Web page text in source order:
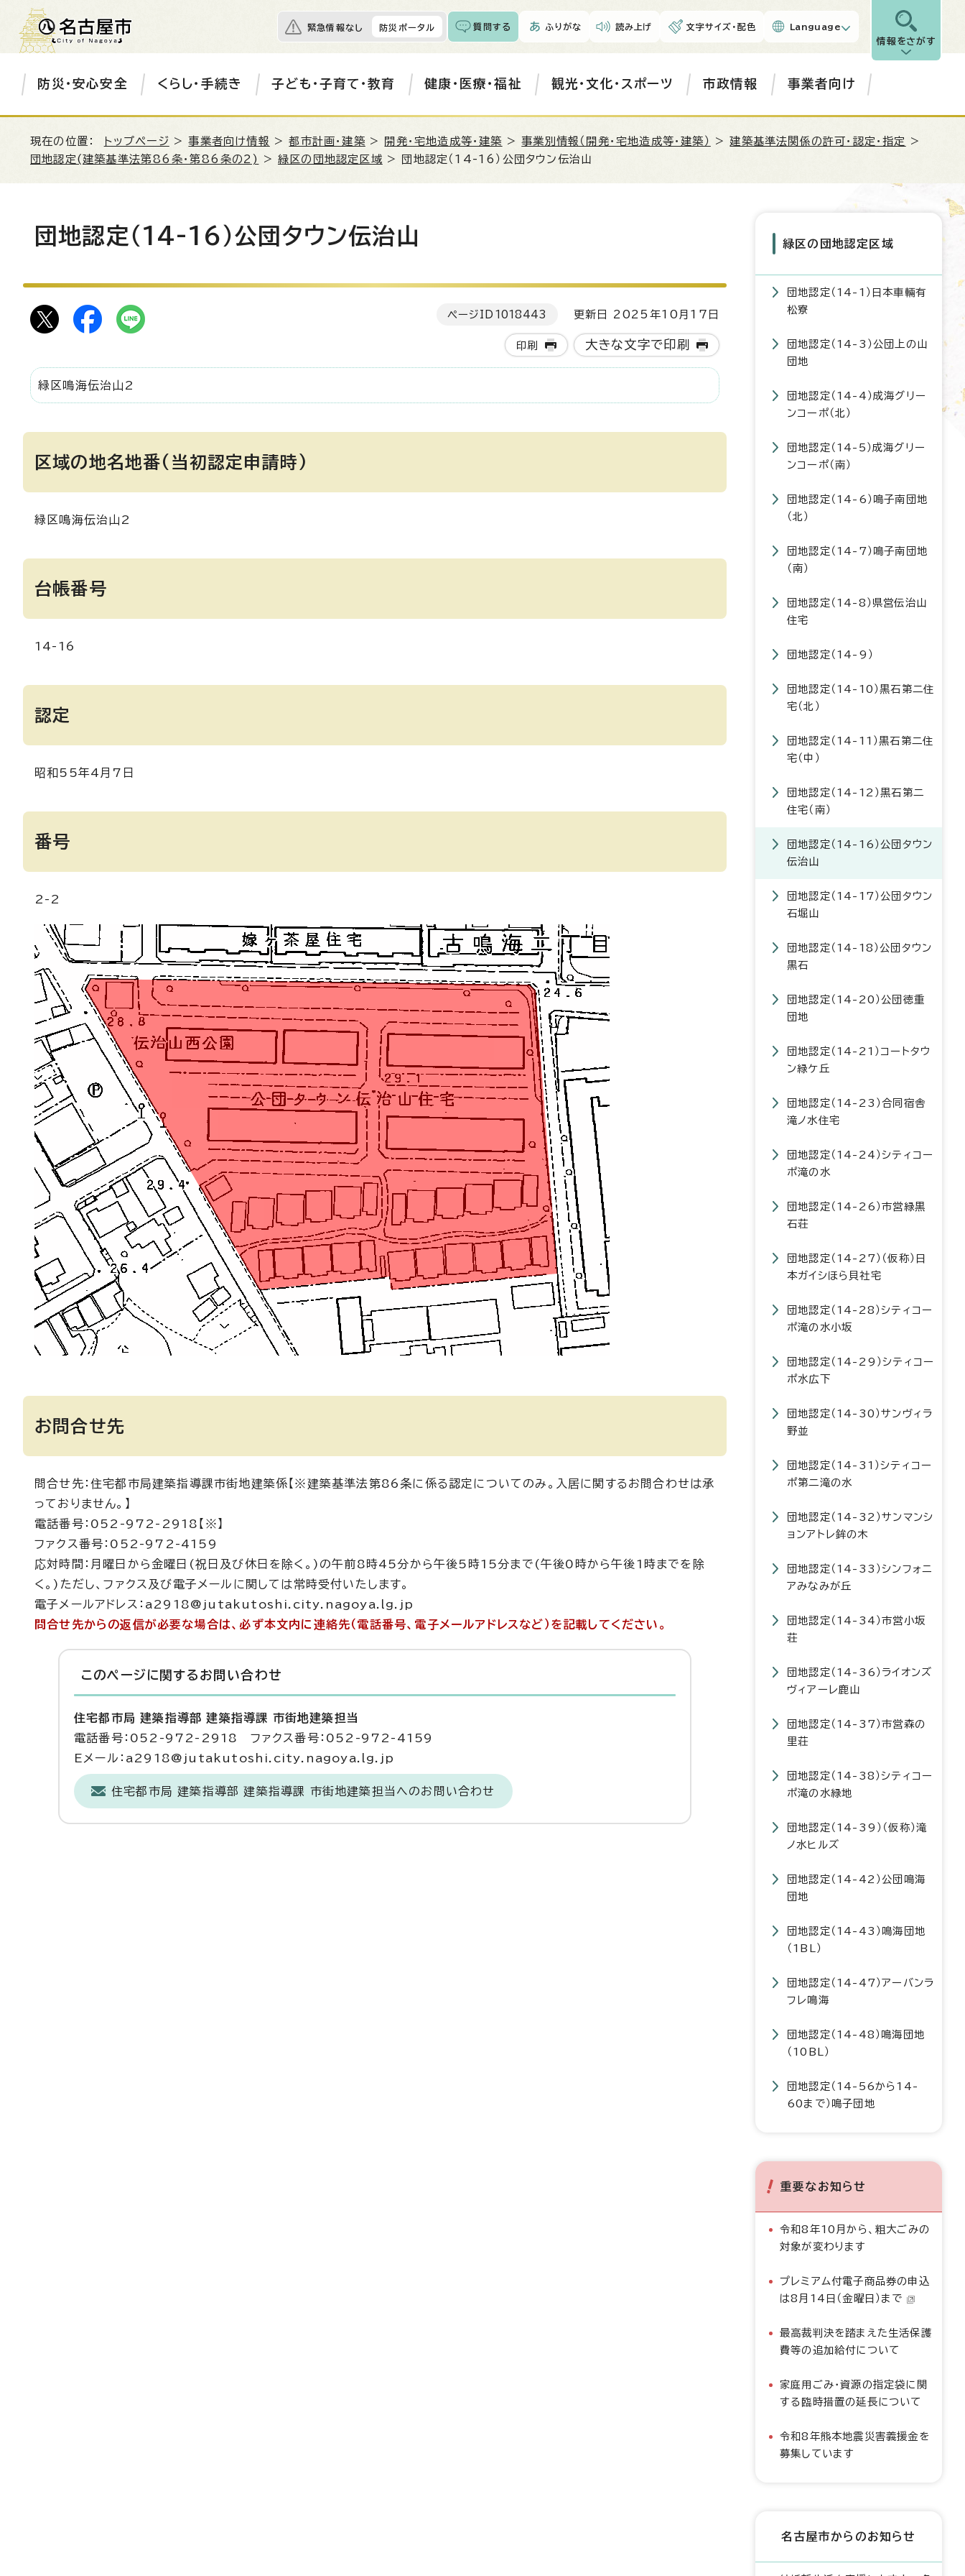
緊急情報なし 防災ポータル 質問する ふりがな 読み上げ 文字サイズ・配色 Language
情報をさがす
防災・安心安全 くらし・手続き 子ども・子育て・教育 健康・医療・福祉 観光・文化・スポーツ 市政情報 事業者向け
現在の位置： トップページ >事業者向け情報 >都市計画・建築 > 開発・宅地造成等・建築 >事業別情報（開発・宅地造成等・建築） >建築基準法関係の許可・認定・指定
>
団地認定(建築基準法第86条・第86条の2)
>緑区の団地認定区域 > 団地認定（14-16）公団タウン伝治山
団地認定（14-16）公団タウン伝治山
ページID 1018443 更新日 2025年10月17日
印刷 大きな文字で印刷
緑区鳴海伝治山2
区域の地名地番(当初認定申請時)
緑区鳴海伝治山2
台帳番号
14-16
認定
昭和55年4月7日
番号
2-2
お問合せ先
問合せ先：住宅都市局建築指導課市街地建築係【※建築基準法第86条に係る認定についてのみ。入居に関するお問合わせは承
っておりません。】
電話番号：052-972-2918【※】
ファクス番号：052-972-4159
応対時間：月曜日から金曜日(祝日及び休日を除く。)の午前8時45分から午後5時15分まで(午後0時から午後1時までを除
く。)ただし、ファクス及び電子メールに関しては常時受付いたします。
電子メールアドレス：a2918@jutakutoshi.city.nagoya.lg.jp
問合せ先からの返信が必要な場合は、必ず本文内に連絡先（電話番号、電子メールアドレスなど）を記載してください。
このページに関する お問い合わせ
住宅都市局 建築指導部 建築指導課 市街地建築担当
電話番号：052-972-2918 ファクス番号：052-972-4159
Eメール：a2918@jutakutoshi.city.nagoya.lg.jp
住宅都市局 建築指導部 建築指導課 市街地建築担当へのお問い合わせ
緑区の団地認定区域
団地認定（14-1）日本車輛有
松寮
団地認定（14-3）公団上の山
団地
団地認定（14-4）成海グリー
ンコーポ（北）
団地認定（14-5）成海グリー
ンコーポ（南）
団地認定（14-6）鳴子南団地
（北）
団地認定（14-7）鳴子南団地
（南）
団地認定（14-8）県営伝治山
住宅
団地認定（14-9）
団地認定（14-10）黒石第二住
宅（北）
団地認定（14-11）黒石第二住
宅（中）
団地認定（14-12）黒石第二
住宅（南）
団地認定（14-16）公団タウン
伝治山
団地認定（14-17）公団タウン
石堀山
団地認定（14-18）公団タウン
黒石
団地認定（14-20）公団徳重
団地
団地認定（14-21）コートタウ
ン緑ケ丘
団地認定（14-23）合同宿舎
滝ノ水住宅
団地認定（14-24）シティコー
ポ滝の水
団地認定（14-26）市営緑黒
石荘
団地認定（14-27）（仮称）日
本ガイシほら貝社宅
団地認定（14-28）シティコー
ポ滝の水小坂
団地認定（14-29）シティコー
ポ水広下
団地認定（14-30）サンヴィラ
野並
団地認定（14-31）シティコー
ポ第二滝の水
団地認定（14-32）サンマンシ
ョンアトレ鉾の木
団地認定（14-33）シンフォニ
アみなみが丘
団地認定（14-34）市営小坂
荘
団地認定（14-36）ライオンズ
ヴィアーレ鹿山
団地認定（14-37）市営森の
里荘
団地認定（14-38）シティコー
ポ滝の水緑地
団地認定（14-39）（仮称）滝
ノ水ヒルズ
団地認定（14-42）公団鳴海
団地
団地認定（14-43）鳴海団地
（1BL）
団地認定（14-47）アーバンラ
フレ鳴海
団地認定（14-48）鳴海団地
（10BL）
団地認定（14-56から14-
60まで）鳴子団地
重要なお知らせ
令和8年10月から、粗大ごみの
対象が変わります
プレミアム付電子商品券の申込
は8月14日（金曜日）まで
最高裁判決を踏まえた生活保護
費等の追加給付について
家庭用ごみ・資源の指定袋に関
する臨時措置の延長について
令和8年熊本地震災害義援金を
募集しています
名古屋市からのお知らせ